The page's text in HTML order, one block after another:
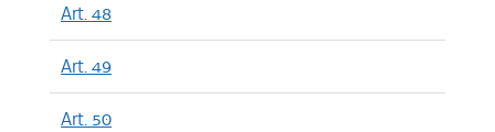
Art. 48
Art. 49
Art. 50